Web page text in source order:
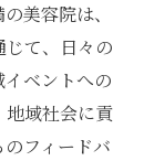
美容院は、
て、日々の
ベントへの
地域社会に貢
フィードバ